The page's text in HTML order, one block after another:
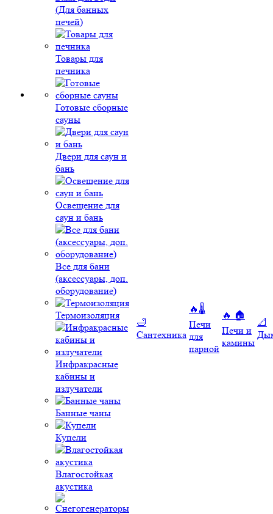
(Для банных
печей)
Товары для
печника
Готовые сборные
сауны
Двери для саун и
бань
Освещение для
саун и бань
Все для бани
(аксессуары, доп.
оборудование)
Термоизоляция
Инфракрасные
кабины и
излучатели
Банные чаны
Купели
Влагостойкая
акустика
🛁
Сантехника
🔥🌡️
Печи
для
парной
🔥 🏠
Печи и
камины
📐